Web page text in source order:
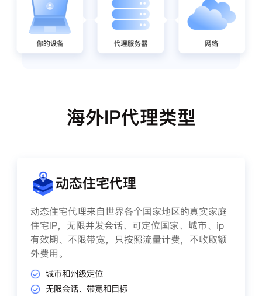
海外IP代理类型
动态住宅代理
动态住宅代理来自世界各个国家地区的真实家庭
住宅IP，无限并发会话、可定位国家、城市、ip
有效期、不限带宽，只按照流量计费，不收取额
外费用。
城市和州级定位
无限会话、带宽和目标